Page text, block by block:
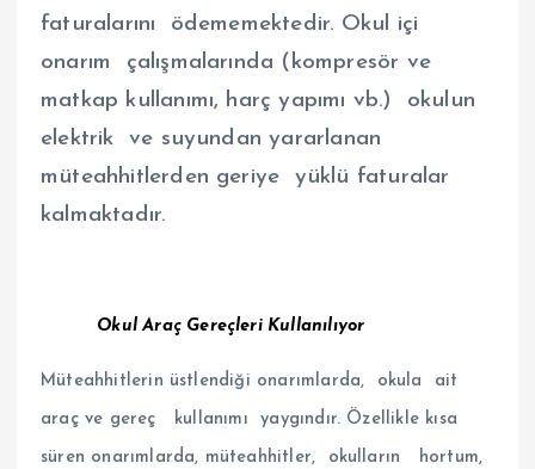
faturalarını ödememektedir. Okul içi
onarım çalışmalarında (kompresör ve
matkap kullanımı, harç yapımı vb.) okulun
elektrik ve suyundan yararlanan
müteahhitlerden geriye yüklü faturalar
kalmaktadır.
Okul Araç Gereçleri Kullanılıyor
Müteahhitlerin üstlendiği onarımlarda, okula ait
araç ve gereç kullanımı yaygındır. Özellikle kısa
süren onarımlarda, müteahhitler, okulların hortum,